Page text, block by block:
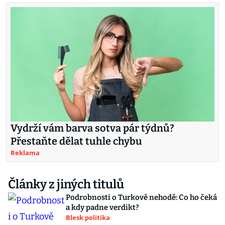
Vydrží vám barva sotva pár týdnů?
Přestaňte dělat tuhle chybu
Reklama
Články z jiných titulů
Podrobnosti o Turkově nehodě: Co ho čeká
a kdy padne verdikt?
Blesk politika